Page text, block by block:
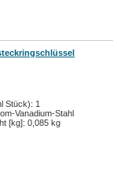
Stück): 1
Vanadium-Stahl
[kg]: 0,085 kg